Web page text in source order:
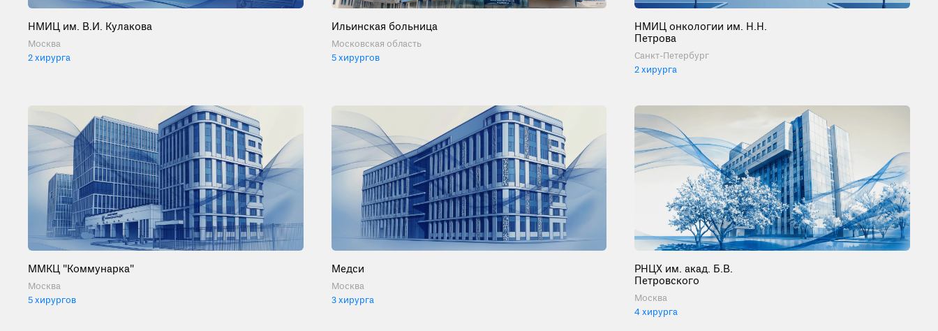
НМИЦ им. В.И. Кулакова
Москва
2 хирурга
Ильинская больница
Московская область
5 хирургов
НМИЦ онкологии им. Н.Н.
Петрова
Санкт-Петербург
2 хирурга
ММКЦ "Коммунарка"
Москва
5 хирургов
Медси
Москва
3 хирурга
РНЦХ им. акад. Б.В.
Петровского
Москва
4 хирурга